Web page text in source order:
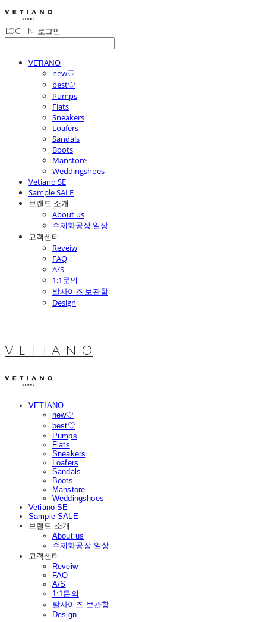
LOG IN 로그인
VETIANO
new♡
best♡
Pumps
Flats
Sneakers
Loafers
Sandals
Boots
Manstore
Weddingshoes
Vetiano SE
Sample SALE
브랜드 소개
About us
수제화공장 일상
고객센터
Reveiw
FAQ
A/S
1:1문의
발사이즈 보관함
Design
V E T I A N O
VETIANO
new♡
best♡
Pumps
Flats
Sneakers
Loafers
Sandals
Boots
Manstore
Weddingshoes
Vetiano SE
Sample SALE
브랜드 소개
About us
수제화공장 일상
고객센터
Reveiw
FAQ
A/S
1:1문의
발사이즈 보관함
Design